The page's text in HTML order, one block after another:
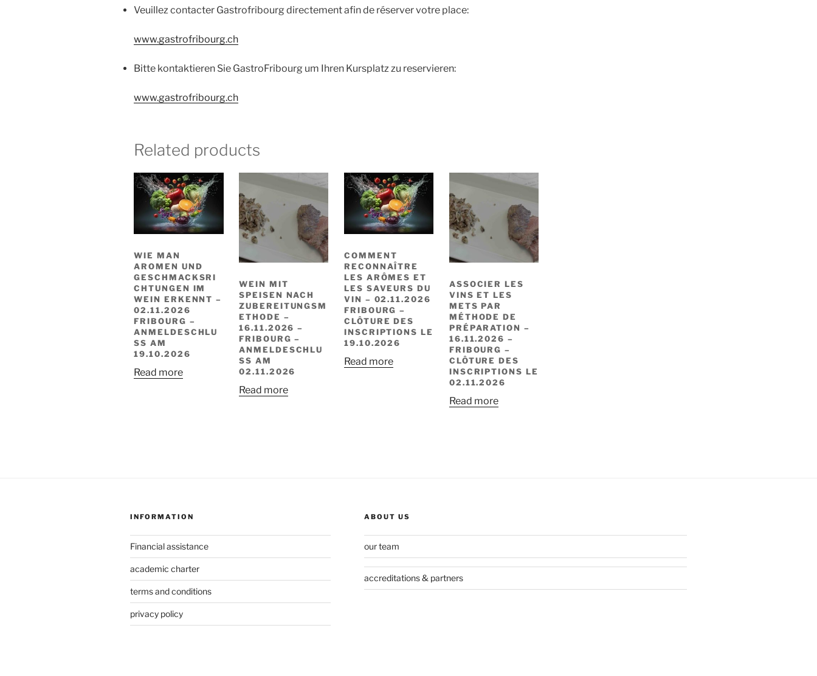
Veuillez contacter Gastrofribourg directement afin de réserver votre place:
www.gastrofribourg.ch
Bitte kontaktieren Sie GastroFribourg um Ihren Kursplatz zu reservieren:
www.gastrofribourg.ch
Related products
WIE MAN
AROMEN UND
GESCHMACKSRI
CHTUNGEN IM
WEIN ERKENNT –
02.11.2026
FRIBOURG –
ANMELDESCHLU
SS AM
19.10.2026
Read more
WEIN MIT
SPEISEN NACH
ZUBEREITUNGSM
ETHODE –
16.11.2026 –
FRIBOURG –
ANMELDESCHLU
SS AM
02.11.2026
Read more
COMMENT
RECONNAÎTRE
LES ARÔMES ET
LES SAVEURS DU
VIN – 02.11.2026
FRIBOURG –
CLÔTURE DES
INSCRIPTIONS LE
19.10.2026
Read more
ASSOCIER LES
VINS ET LES
METS PAR
MÉTHODE DE
PRÉPARATION –
16.11.2026 –
FRIBOURG –
CLÔTURE DES
INSCRIPTIONS LE
02.11.2026
Read more
INFORMATION
Financial assistance
academic charter
terms and conditions
privacy policy
ABOUT US
our team
accreditations & partners